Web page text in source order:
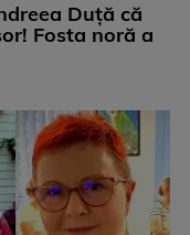
Duță că
Fosta noră a